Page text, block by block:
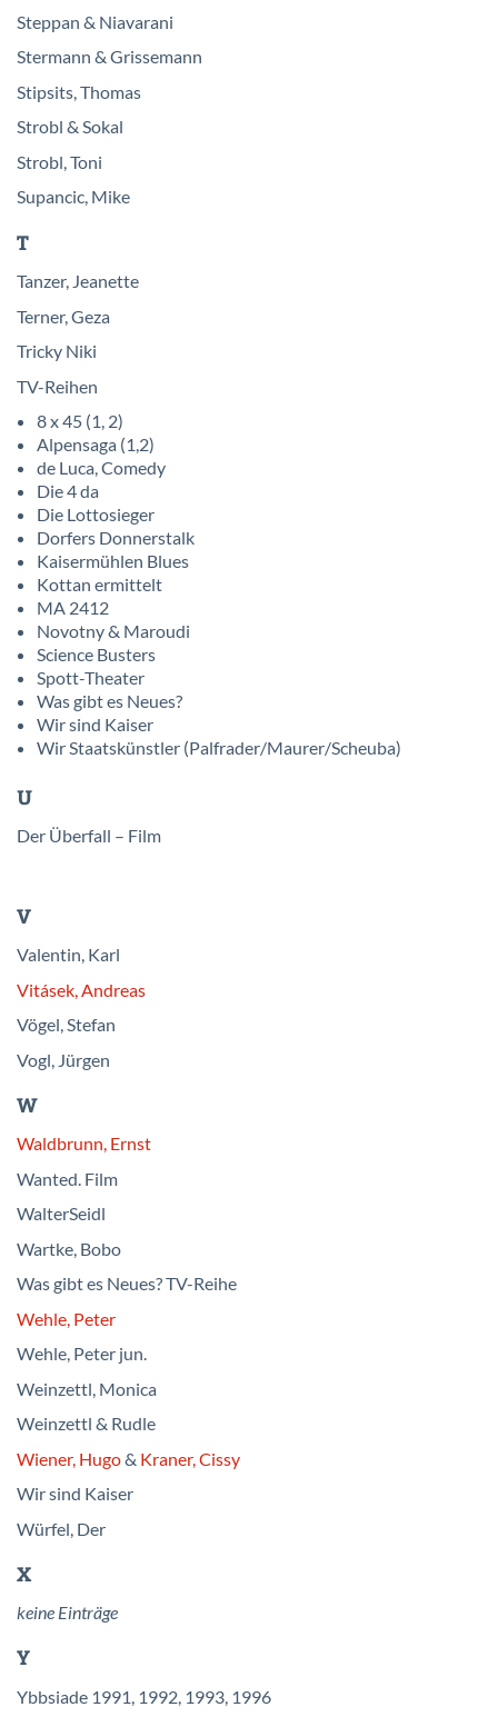
Steppan & Niavarani
Stermann & Grissemann
Stipsits, Thomas
Strobl & Sokal
Strobl, Toni
Supancic, Mike
T
Tanzer, Jeanette
Terner, Geza
Tricky Niki
TV-Reihen
8 x 45 (1, 2)
Alpensaga (1,2)
de Luca, Comedy
Die 4 da
Die Lottosieger
Dorfers Donnerstalk
Kaisermühlen Blues
Kottan ermittelt
MA 2412
Novotny & Maroudi
Science Busters
Spott-Theater
Was gibt es Neues?
Wir sind Kaiser
Wir Staatskünstler (Palfrader/Maurer/Scheuba)
U
Der Überfall – Film
V
Valentin, Karl
Vitásek, Andreas
Vögel, Stefan
Vogl, Jürgen
W
Waldbrunn, Ernst
Wanted. Film
WalterSeidl
Wartke, Bobo
Was gibt es Neues? TV-Reihe
Wehle, Peter
Wehle, Peter jun.
Weinzettl, Monica
Weinzettl & Rudle
Wiener, Hugo& Kraner, Cissy
Wir sind Kaiser
Würfel, Der
X
keine Einträge
Y
Ybbsiade 1991, 1992, 1993, 1996